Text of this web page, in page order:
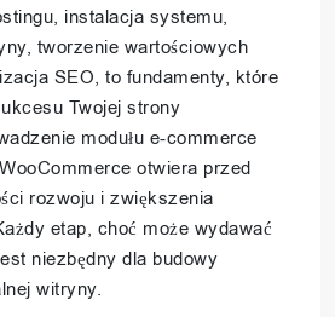
instalacja systemu,
tworzenie wartościowych
SEO, to fundamenty, które
Twojej strony
modułu e-commerce
otwiera przed
rozwoju i zwiększenia
etap, choć może wydawać
niezbędny dla budowy
witryny.